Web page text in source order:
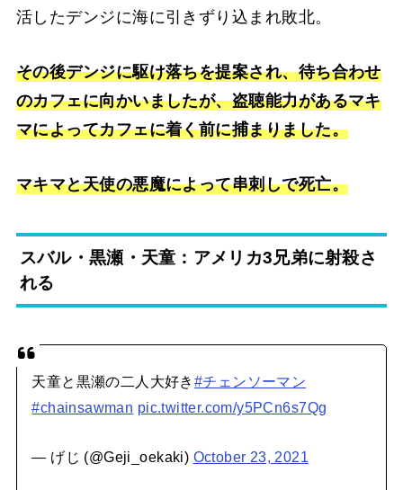
活したデンジに海に引きずり込まれ敗北。
その後デンジに駆け落ちを提案され、待ち合わせ
のカフェに向かいましたが、盗聴能力があるマキ
マによってカフェに着く前に捕まりました。
マキマと天使の悪魔によって串刺しで死亡。
スバル・黒瀬・天童：アメリカ3兄弟に射殺さ
れる
天童と黒瀬の二人大好き #チェンソーマン
#chainsawman pic.twitter.com/y5PCn6s7Qg
— げじ (@Geji_oekaki) October 23, 2021